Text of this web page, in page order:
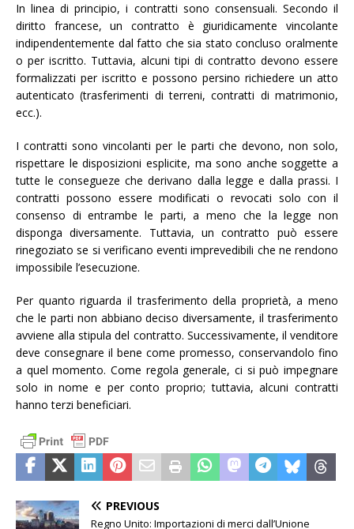
In linea di principio, i contratti sono consensuali. Secondo il
diritto francese, un contratto è giuridicamente vincolante
indipendentemente dal fatto che sia stato concluso oralmente
o per iscritto. Tuttavia, alcuni tipi di contratto devono essere
formalizzati per iscritto e possono persino richiedere un atto
autenticato (trasferimenti di terreni, contratti di matrimonio,
ecc.).
I contratti sono vincolanti per le parti che devono, non solo,
rispettare le disposizioni esplicite, ma sono anche soggette a
tutte le consegueze che derivano dalla legge e dalla prassi. I
contratti possono essere modificati o revocati solo con il
consenso di entrambe le parti, a meno che la legge non
disponga diversamente. Tuttavia, un contratto può essere
rinegoziato se si verificano eventi imprevedibili che ne rendono
impossibile l’esecuzione.
Per quanto riguarda il trasferimento della proprietà, a meno
che le parti non abbiano deciso diversamente, il trasferimento
avviene alla stipula del contratto. Successivamente, il venditore
deve consegnare il bene come promesso, conservandolo fino
a quel momento. Come regola generale, ci si può impegnare
solo in nome e per conto proprio; tuttavia, alcuni contratti
hanno terzi beneficiari.
PREVIOUS
Regno Unito: Importazioni di merci dall’Unione